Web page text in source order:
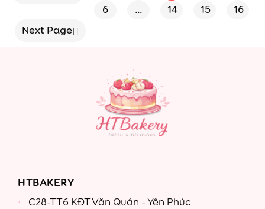
6
… 14 15
16
Next Page
HTBAKERY
C28-TT6 KĐT Văn Quán - Yên Phúc